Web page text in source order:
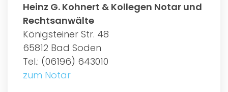
Heinz G. Kohnert & Kollegen Notar und
Rechtsanwälte
Königsteiner Str. 48
65812 Bad Soden
Tel.: (06196) 643010
zum Notar